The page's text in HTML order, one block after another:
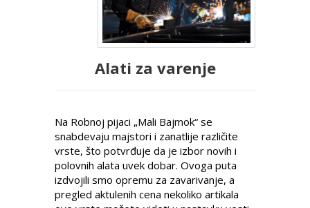
Alati za varenje
Na Robnoj pijaci „Mali Bajmok“ se
snabdevaju majstori i zanatlije različite
vrste, što potvrđuje da je izbor novih i
polovnih alata uvek dobar. Ovoga puta
izdvojili smo opremu za zavarivanje, a
pregled aktulenih cena nekoliko artikala